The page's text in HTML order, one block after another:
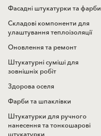
Фасадні штукатурки та фарби
Складові компоненти для
улаштування теплоізоляції
Оновлення та ремонт
Штукатурні суміші для
зовнішніх робіт
Здорова оселя
Фарби та шпаклівки
Штукатурки для ручного
нанесення та тонкошарові